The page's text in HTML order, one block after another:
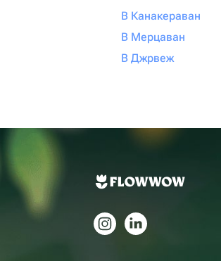
В Канакераван
В Мерцаван
В Джрвеж